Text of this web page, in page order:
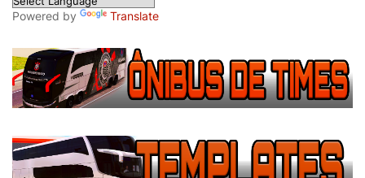
Powered by Translate